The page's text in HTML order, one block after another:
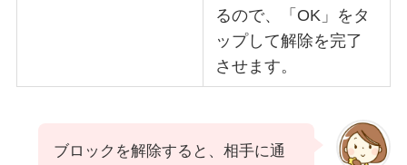
るので、「OK」をタ
ップして解除を完了
させます。
ブロックを解除すると、相手に通